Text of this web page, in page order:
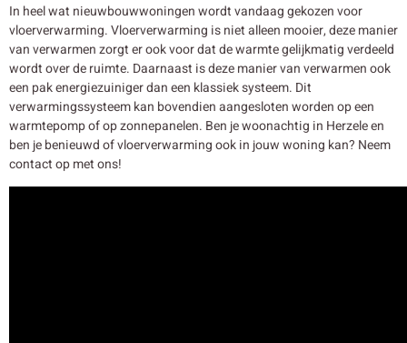
In heel wat nieuwbouwwoningen wordt vandaag gekozen voor
vloerverwarming. Vloerverwarming is niet alleen mooier, deze manier
van verwarmen zorgt er ook voor dat de warmte gelijkmatig verdeeld
wordt over de ruimte. Daarnaast is deze manier van verwarmen ook
een pak energiezuiniger dan een klassiek systeem. Dit
verwarmingssysteem kan bovendien aangesloten worden op een
warmtepomp of op zonnepanelen. Ben je woonachtig in Herzele en
ben je benieuwd of vloerverwarming ook in jouw woning kan? Neem
contact op met ons!